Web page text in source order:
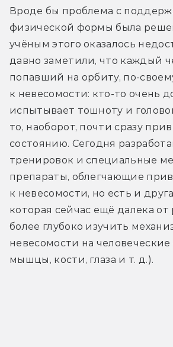
Вроде бы проблема с
физической формы была
учёным этого оказалось
давно заметили, что каждый
попавший на орбиту, по-
к невесомости: кто-то очень
испытывает тошноту и
то, наоборот, почти сразу
состоянию. Сегодня
тренировок и специальные
препараты, облегчающие
к невесомости, но есть и
которая сейчас ещё далека от
более глубоко изучить
невесомости на человеческие
мышцы, кости, глаза и т. д.).